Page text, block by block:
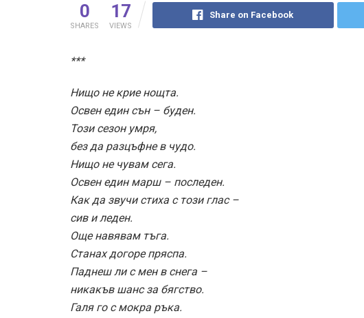
0
SHARES
17
VIEWS
Share on Facebook
***
Нищо не крие нощта.
Освен един сън – буден.
Този сезон умря,
без да разцъфне в чудо.
Нищо не чувам сега.
Освен един марш – последен.
Как да звучи стиха с този глас –
сив и леден.
Още навявам тъга.
Станах догоре пряспа.
Паднеш ли с мен в снега –
никакъв шанс за бягство.
Галя го с мокра ръка.